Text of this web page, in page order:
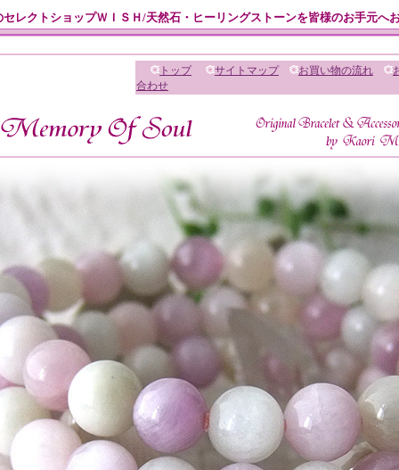
レクトショップＷＩＳＨ/天然石・ヒーリングストーンを皆様のお手元へ
トップ サイトマップ お買い物の流れ
合わせ